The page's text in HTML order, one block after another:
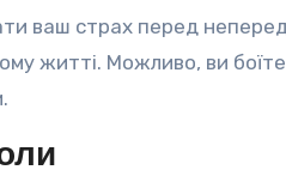
ваш страх перед
житті. Можливо, ви